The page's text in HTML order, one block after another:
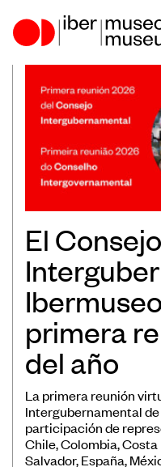
Nuestro papel
Nuestra
Países
Encuentros
Museos
Observatorio
Museos
Educación
Patrimonio
El Consejo
primera
del año
La primera reunión
Intergubernamental
participación de
Chile, Colombia, Costa
Salvador, España,